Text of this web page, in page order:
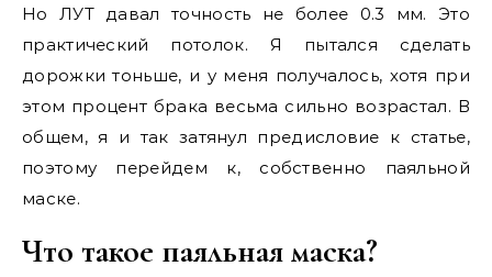
Но ЛУТ давал точность не более 0.3 мм. Это
практический потолок. Я пытался сделать
дорожки тоньше, и у меня получалось, хотя при
этом процент брака весьма сильно возрастал. В
общем, я и так затянул предисловие к статье,
поэтому перейдем к, собственно паяльной
маске.
Что такое паяльная маска?